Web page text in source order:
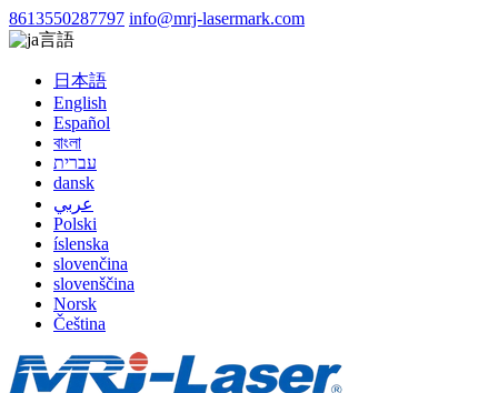
8613550287797 info@mrj-lasermark.com
言語
日本語
English
Español
বাংলা
עברית
dansk
عربي
Polski
íslenska
slovenčina
slovenščina
Norsk
Čeština